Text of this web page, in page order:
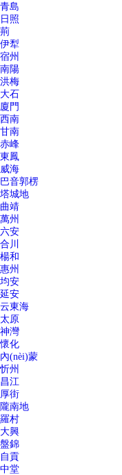
青島
日照
荊
伊犁
宿州
南陽
洪梅
大石
廈門
西南
甘南
赤峰
東鳳
威海
巴音郭楞
塔城地
曲靖
萬州
六安
合川
楊和
惠州
均安
延安
云東海
太原
神灣
懷化
內(nèi)蒙
忻州
昌江
厚街
隴南地
羅村
大興
盤錦
自貢
中堂